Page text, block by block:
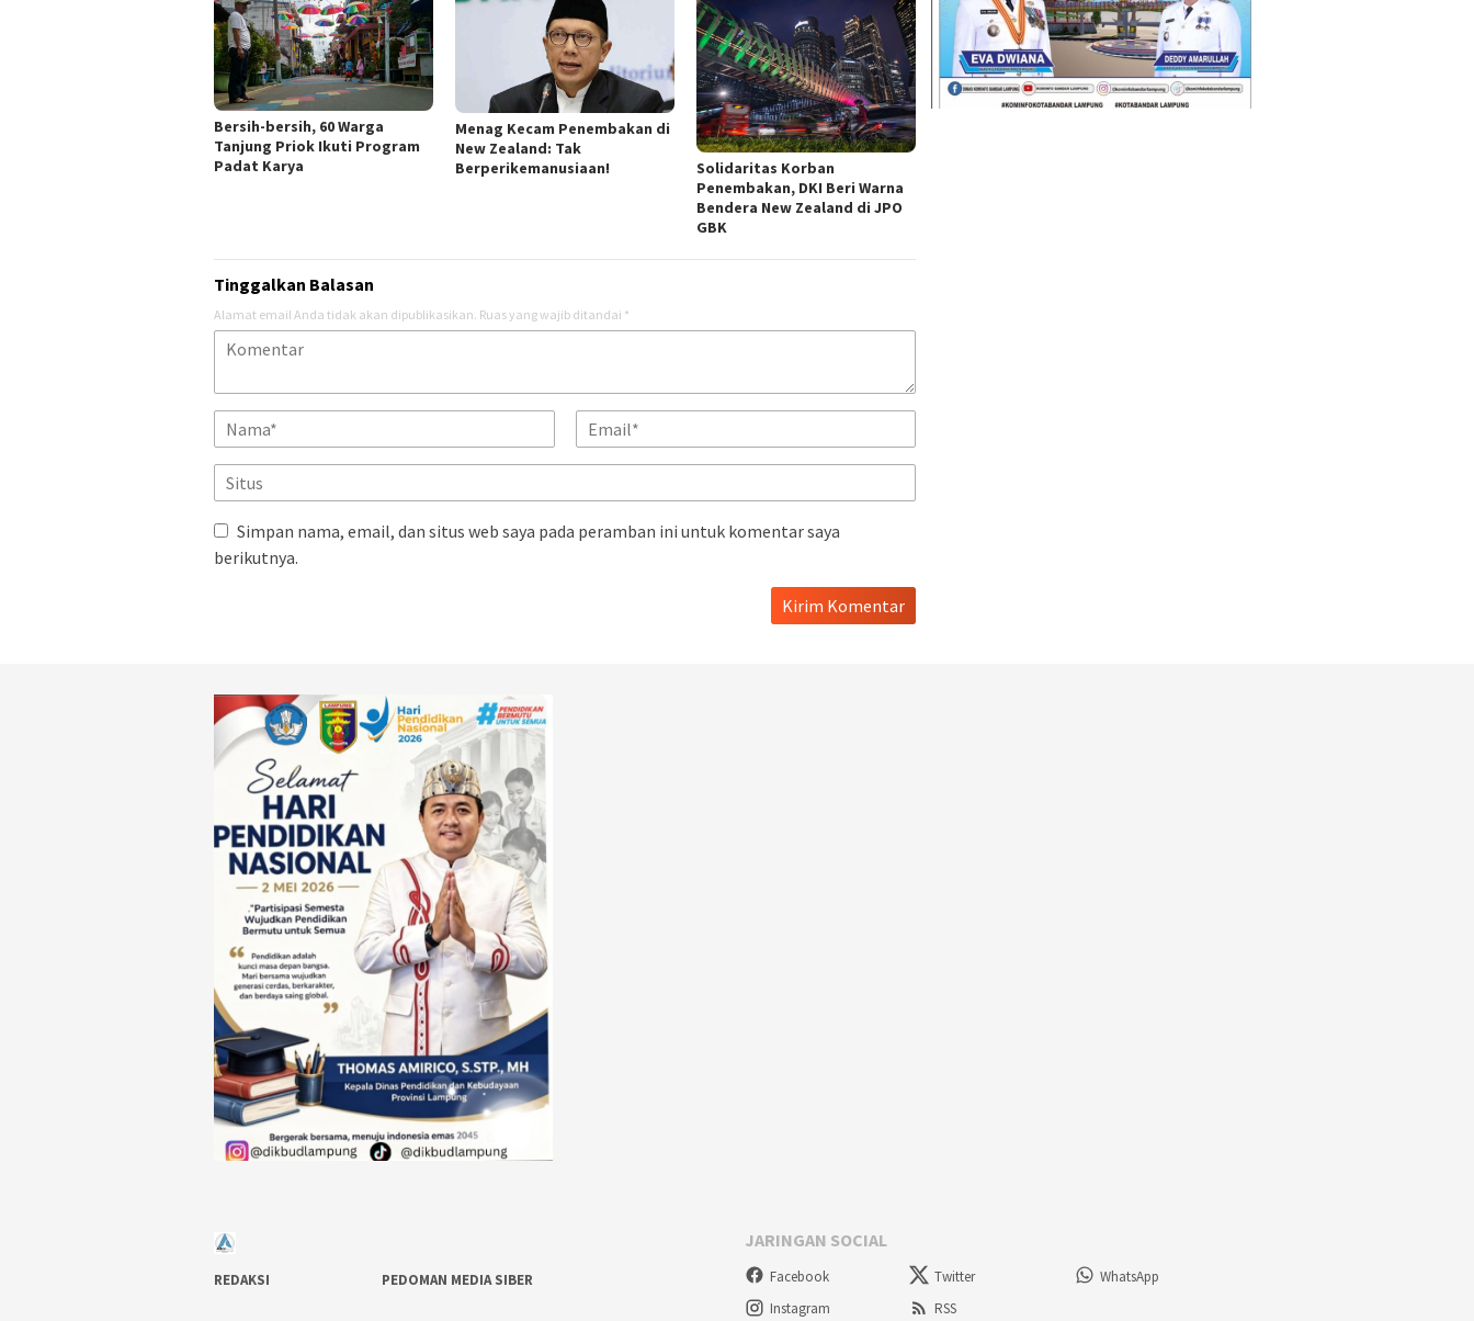
Bersih-bersih, 60 Warga
Tanjung Priok Ikuti Program
Padat Karya
Menag Kecam Penembakan di
New Zealand: Tak
Berperikemanusiaan!
Solidaritas Korban
Penembakan, DKI Beri Warna
Bendera New Zealand di JPO
GBK
Tinggalkan Balasan
Alamat email Anda tidak akan dipublikasikan. Ruas yang wajib ditandai *
Simpan nama, email, dan situs web saya pada peramban ini untuk komentar saya
berikutnya.
REDAKSI PEDOMAN MEDIA SIBER
JARINGAN SOCIAL
Facebook Twitter
WhatsApp
Instagram
RSS